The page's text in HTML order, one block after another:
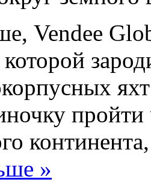
Vendee
»